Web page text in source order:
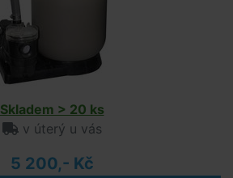
Skladem > 20 ks
v úterý u vás
5 200,- Kč